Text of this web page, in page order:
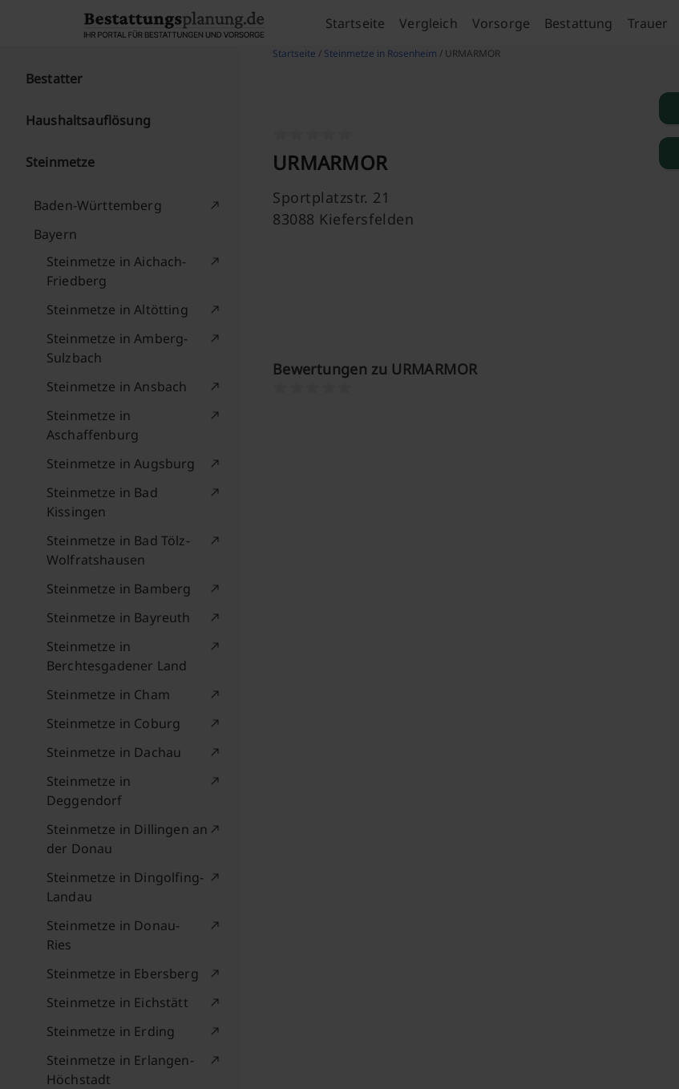
Startseite Vergleich Vorsorge Bestattung Trauer
Bestatter
Haushaltsauflösung
Steinmetze
Baden-Württemberg
Bayern
Steinmetze in Aichach-
Friedberg
Steinmetze in Altötting
Steinmetze in Amberg-
Sulzbach
Steinmetze in Ansbach
Steinmetze in
Aschaffenburg
Steinmetze in Augsburg
Steinmetze in Bad
Kissingen
Steinmetze in Bad Tölz-
Wolfratshausen
Steinmetze in Bamberg
Steinmetze in Bayreuth
Steinmetze in
Berchtesgadener Land
Steinmetze in Cham
Steinmetze in Coburg
Steinmetze in Dachau
Steinmetze in
Deggendorf
Steinmetze in Dillingen an
der Donau
Steinmetze in Dingolfing-
Landau
Steinmetze in Donau-
Ries
Steinmetze in Ebersberg
Steinmetze in Eichstätt
Steinmetze in Erding
Steinmetze in Erlangen-
Höchstadt
Startseite / Steinmetze in Rosenheim / URMARMOR
URMARMOR
Sportplatzstr. 21
83088 Kiefersfelden
Bewertungen zu URMARMOR